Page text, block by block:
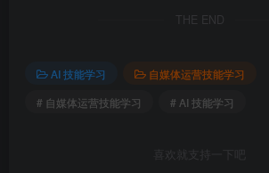
THE END
AI 技能学习
自媒体运营技能学习
# 自媒体运营技能学习
# AI 技能学习
喜欢就支持一下吧